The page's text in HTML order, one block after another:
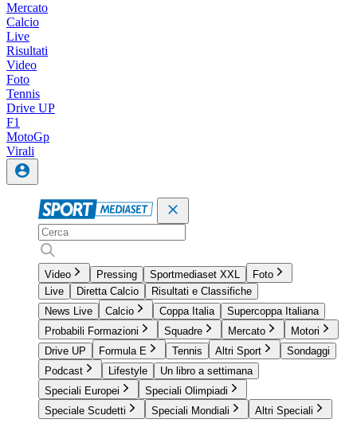
Mercato
Calcio
Live
Risultati
Video
Foto
Tennis
Drive UP
F1
MotoGp
Virali
Video Pressing Sportmediaset XXL
Foto
Live
Diretta Calcio
Risultati e Classifiche
News Live
Calcio Coppa Italia
Supercoppa Italiana
Probabili Formazioni
Squadre Mercato
Motori
Drive UP
Formula E Tennis Altri Sport
Sondaggi
Podcast
Lifestyle
Un libro a settimana
Speciali Europei
Speciali Olimpiadi
Speciale Scudetti
Speciali Mondiali Altri Speciali